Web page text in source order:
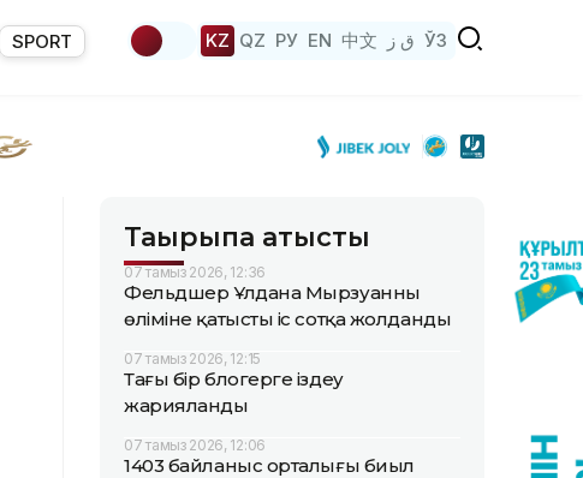
SPORT KZ QZ РУ EN 中文 ق ز ЎЗ
Тақырыпқа қатысты
07 тамыз 2026, 12:36
Фельдшер Ұлдана Мырзуанның
өліміне қатысты іс сотқа жолданды
07 тамыз 2026, 12:15
Тағы бір блогерге іздеу
жарияланды
07 тамыз 2026, 12:06
1403 байланыс орталығы биыл